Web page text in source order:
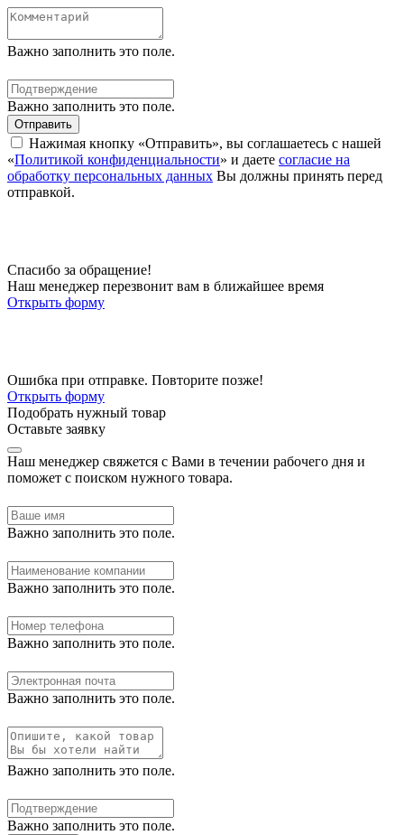
Важно заполнить это поле.
Важно заполнить это поле.
Отправить
Нажимая кнопку «Отправить», вы соглашаетесь с нашей
«Политикой конфиденциальности» и даете согласие на
обработку персональных данных Вы должны принять перед
отправкой.
Спасибо за обращение!
Наш менеджер перезвонит вам в ближайшее время
Открыть форму
Ошибка при отправке. Повторите позже!
Открыть форму
Подобрать нужный товар
Оставьте заявку
Наш менеджер свяжется с Вами в течении рабочего дня и
поможет с поиском нужного товара.
Важно заполнить это поле.
Важно заполнить это поле.
Важно заполнить это поле.
Важно заполнить это поле.
Важно заполнить это поле.
Важно заполнить это поле.